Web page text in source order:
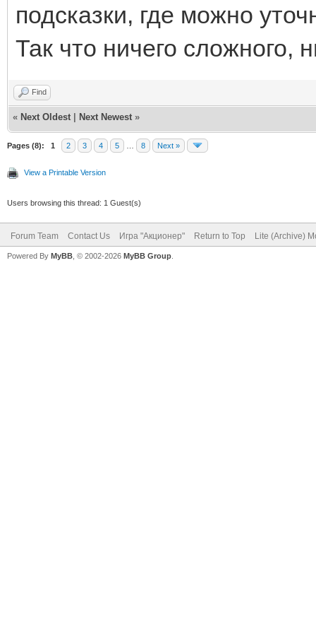
подсказки, где можно
Так что ничего сложного,
Find
« Next Oldest Next Newest »
Pages (8): 1 2 3 4 5 8 Next »
View a Printable Version
Users browsing this thread: 1 Guest(s)
Forum Team Contact Us Игра "Акционер" Return to Top Lite (Archive)
Powered By MyBB , © 2002-2026 MyBB Group